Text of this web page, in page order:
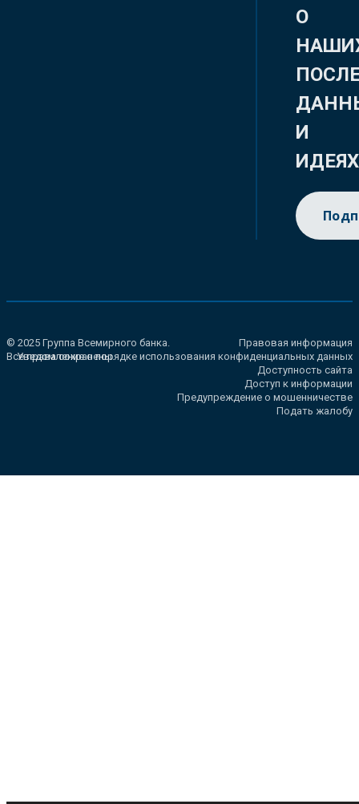
О
И
ИДЕЯХ
© 2025 Группа Всемирного банка.
Все права сохранены.
Правовая информация
Уведомление о порядке использования конфиденциальных данных
Доступность сайта
Доступ к информации
Предупреждение о мошенничестве
Подать жалобу